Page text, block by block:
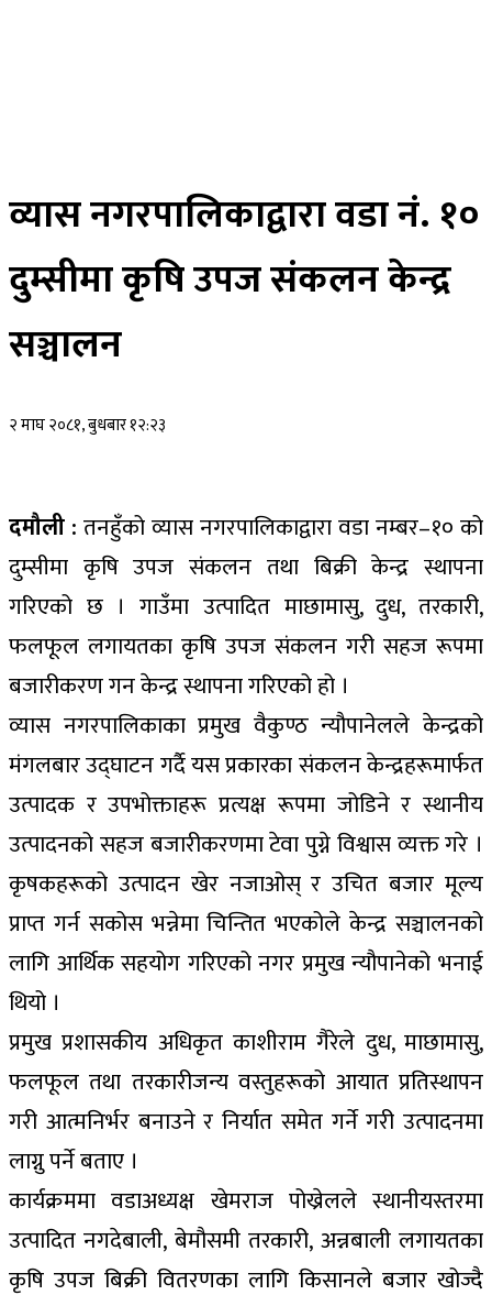
व्यास नगरपालिकाद्वारा वडा नं. १०
दुम्सीमा कृषि उपज संकलन केन्द्र
सञ्चालन
२ माघ २०८१, बुधबार १२:२३
दमौली : तनहुँको व्यास नगरपालिकाद्वारा वडा नम्बर–१० को
दुम्सीमा कृषि उपज संकलन तथा बिक्री केन्द्र स्थापना
गरिएको छ । गाउँमा उत्पादित माछामासु, दुध, तरकारी,
फलफूल लगायतका कृषि उपज संकलन गरी सहज रूपमा
बजारीकरण गन केन्द्र स्थापना गरिएको हो ।
व्यास नगरपालिकाका प्रमुख वैकुण्ठ न्यौपानेलले केन्द्रको
मंगलबार उद्घाटन गर्दै यस प्रकारका संकलन केन्द्रहरूमार्फत
उत्पादक र उपभोक्ताहरू प्रत्यक्ष रूपमा जोडिने र स्थानीय
उत्पादनको सहज बजारीकरणमा टेवा पुग्ने विश्वास व्यक्त गरे ।
कृषकहरूको उत्पादन खेर नजाओस् र उचित बजार मूल्य
प्राप्त गर्न सकोस भन्नेमा चिन्तित भएकोले केन्द्र सञ्चालनको
लागि आर्थिक सहयोग गरिएको नगर प्रमुख न्यौपानेको भनाई
थियो ।
प्रमुख प्रशासकीय अधिकृत काशीराम गैरेले दुध, माछामासु,
फलफूल तथा तरकारीजन्य वस्तुहरूको आयात प्रतिस्थापन
गरी आत्मनिर्भर बनाउने र निर्यात समेत गर्ने गरी उत्पादनमा
लाग्नु पर्ने बताए ।
कार्यक्रममा वडाअध्यक्ष खेमराज पोख्रेलले स्थानीयस्तरमा
उत्पादित नगदेबाली, बेमौसमी तरकारी, अन्नबाली लगायतका
कृषि उपज बिक्री वितरणका लागि किसानले बजार खोज्दै